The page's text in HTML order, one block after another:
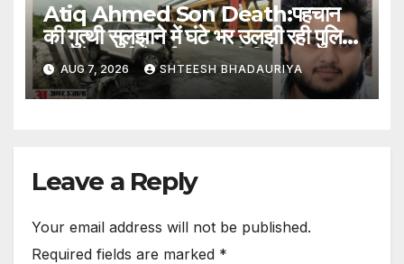
Atiq Ahmed Son Death:पहचान
की गुत्थी सुलझाने में घंटे भर उलझी रही पुलिस,
शादी के कार्ड से हुई अबान की शिनाख्त –
Atiq Ahmed Son Death Police
Spent An Hour Grappling
AUG 7, 2026 SHTEESH BHADAURIYA
Leave a Reply
Your email address will not be published.
Required fields are marked *